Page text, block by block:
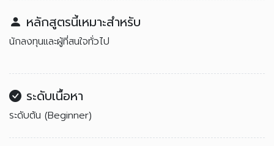
หลักสูตรนี้เหมาะสำหรับ
นักลงทุนและผู้ที่สนใจทั่วไป
ระดับเนื้อหา
ระดับต้น (Beginner)